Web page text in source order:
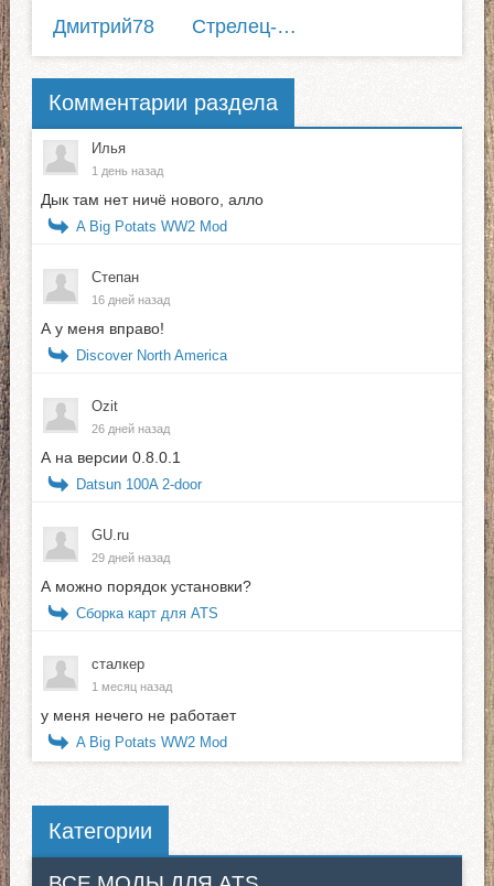
Дмитрий78 Cтрелец-Скептик
Комментарии раздела
Илья
1 день назад
Дык там нет ничё нового, алло
A Big Potats WW2 Mod
Степан
16 дней назад
А у меня вправо!
Discover North America
Ozit
26 дней назад
А на версии 0.8.0.1
Datsun 100A 2-door
GU.ru
29 дней назад
А можно порядок установки?
Сборка карт для ATS
сталкер
1 месяц назад
у меня нечего не работает
A Big Potats WW2 Mod
Категории